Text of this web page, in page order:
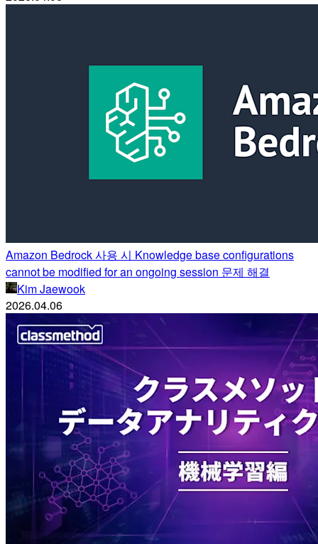
Amazon Bedrock 사용 시 Knowledge base configurations
cannot be modified for an ongoing session 문제 해결
Kim Jaewook
2026.04.06